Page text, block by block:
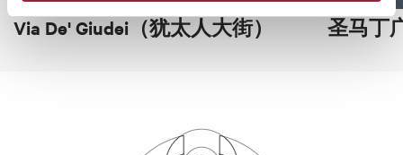
Via De' Giudei（犹太人大街） 圣马丁